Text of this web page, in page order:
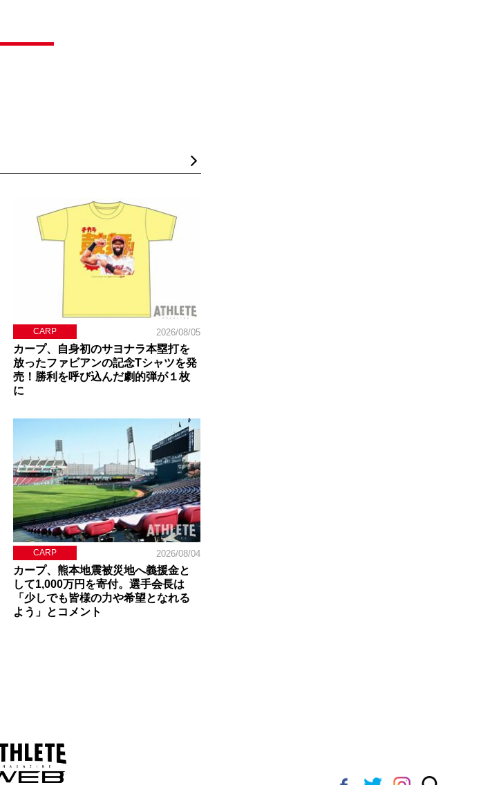
CARP 2026/08/05
カープ、自身初のサヨナラ本塁打を
放ったファビアンの記念Tシャツを発
売！勝利を呼び込んだ劇的弾が１枚
に
CARP 2026/08/04
カープ、熊本地震被災地へ義援金と
して1,000万円を寄付。選手会長は
「少しでも皆様の力や希望となれる
よう」とコメント